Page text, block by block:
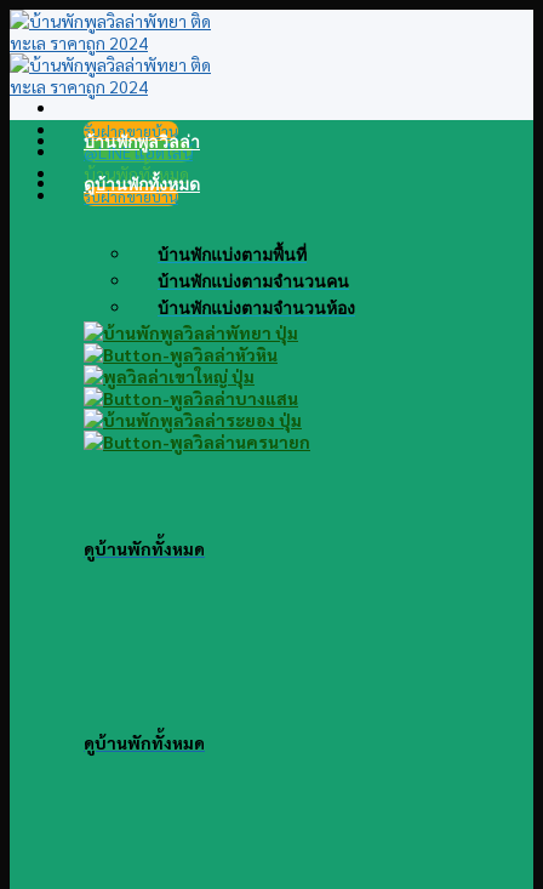
Skip
to
content
รับฝากขายบ้าน
@LINE แอดไลน์
บ้านพักทั้งหมด
รับฝากขายบ้าน
บ้านพักพูลวิลล่า
ดูบ้านพักทั้งหมด
บ้านพักแบ่งตามพื้นที่
บ้านพักแบ่งตามจำนวนคน
บ้านพักแบ่งตามจำนวนห้อง
ดูบ้านพักทั้งหมด
ดูบ้านพักทั้งหมด